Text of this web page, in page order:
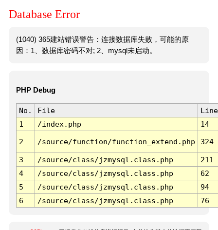
Database Error
(1040) 365建站错误警告：连接数据库失败，可能的原
因：1、数据库密码不对; 2、mysql未启动。
PHP Debug
No. File
Line
1
/index.php 14
2 /source/function/function_extend.php 324
3 /source/class/jzmysql.class.php
211
4
/source/class/jzmysql.class.php
62
5
/source/class/jzmysql.class.php
94
6
/source/class/jzmysql.class.php 76